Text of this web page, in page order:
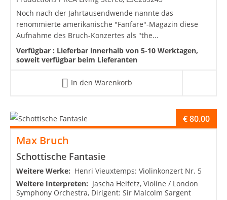
Noch nach der Jahrtausendwende nannte das
renommierte amerikanische "Fanfare"-Magazin diese
Aufnahme des Bruch-Konzertes als "the...
Verfügbar : Lieferbar innerhalb von 5-10 Werktagen,
soweit verfügbar beim Lieferanten
In den Warenkorb
Max Bruch
Schottische Fantasie
€80.00
Weitere Werke: Henri Vieuxtemps: Violinkonzert Nr. 5
Weitere Interpreten: Jascha Heifetz, Violine / London
Symphony Orchestra, Dirigent: Sir Malcolm Sargent